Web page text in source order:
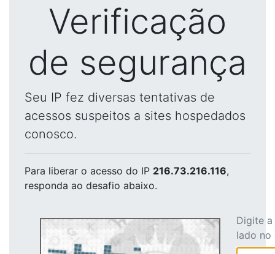
Verificação
de segurança
Seu IP fez diversas tentativas de
acessos suspeitos a sites hospedados
conosco.
Para liberar o acesso do IP 216.73.216.116,
responda ao desafio abaixo.
Digite
lado no